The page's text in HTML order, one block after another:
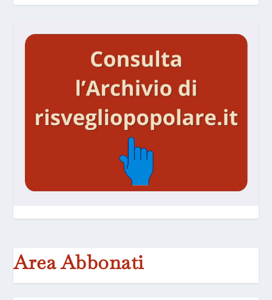
Area Abbonati